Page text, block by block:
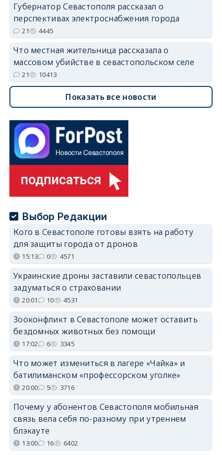
Губернатор Севастополя рассказал о
перспективах электроснабжения города
21 4445
Что местная жительница рассказала о
массовом убийстве в севастопольском селе
21 10413
Показать все новости
Выбор Редакции
Кого в Севастополе готовы взять на работу
для защиты города от дронов
15:13 0 4571
Украинские дроны заставили севастопольцев
задуматься о страховании
20:01 10 4531
Зооконфликт в Севастополе может оставить
бездомных животных без помощи
17:02 6 3345
Что может измениться в лагере «Чайка» и
батилиманском «профессорском уголке»
20:00 5 3716
Почему у абонентов Севастополя мобильная
связь вела себя по-разному при утреннем
блэкауте
13:00 16 6402